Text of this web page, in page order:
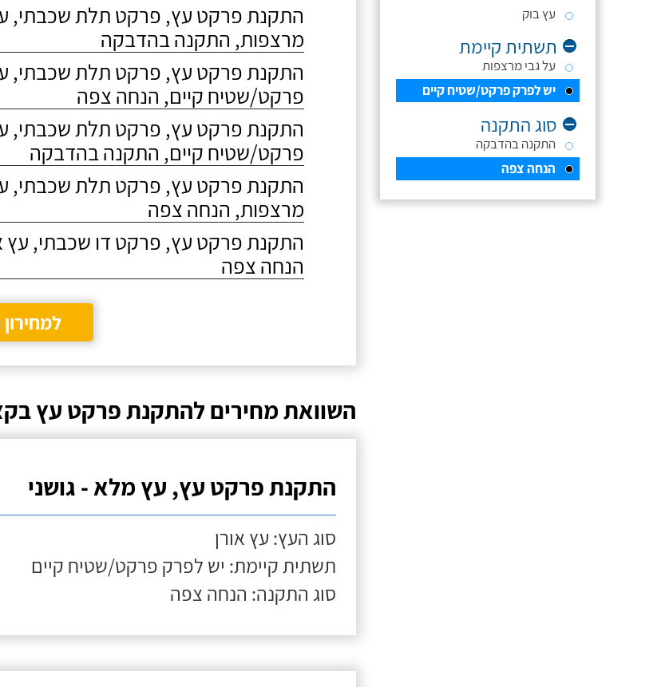
עץ בוק
תשתית קיימת
על גבי מרצפות
יש לפרק פרקט/שטיח קיים
סוג התקנה
התקנה בהדבקה
הנחה צפה
התקנת פרקט עץ, פרקט תלת שכבתי, עץ
מרצפות, התקנה בהדבקה
התקנת פרקט עץ, פרקט תלת שכבתי,
פרקט/שטיח קיים, הנחה צפה
התקנת פרקט עץ, פרקט תלת שכבתי,
פרקט/שטיח קיים, התקנה בהדבקה
התקנת פרקט עץ, פרקט תלת שכבתי,
מרצפות, הנחה צפה
התקנת פרקט עץ, פרקט דו שכבתי, עץ
הנחה צפה
השוואת מחירים להתקנת פרקט עץ
התקנת פרקט עץ, עץ מלא - גושני
סוג העץ: עץ אורן
תשתית קיימת: יש לפרק פרקט/שטיח קיים
סוג התקנה: הנחה צפה